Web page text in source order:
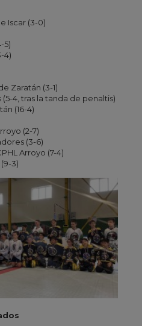
Iscar (3-0)
5)
4)
Zaratán (3-1)
(5-4, tras la tanda de penaltis)
(16-4)
(2-7)
(3-6)
Arroyo (7-4)
3)